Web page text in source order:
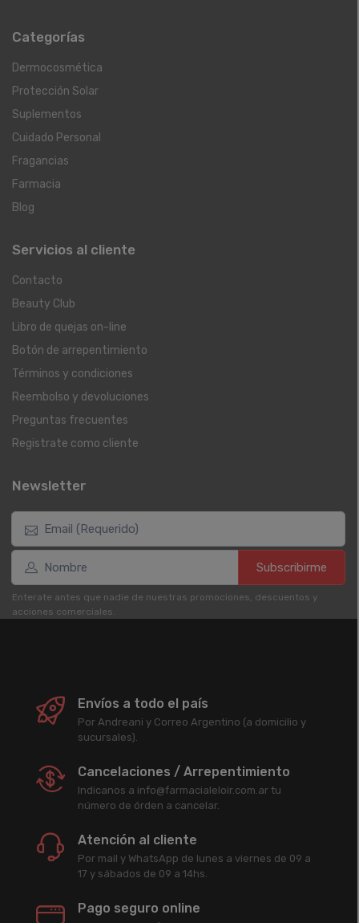
Categorías
Dermocosmética
Protección Solar
Suplementos
Cuidado Personal
Fragancias
Farmacia
Blog
Servicios al cliente
Contacto
Beauty Club
Libro de quejas on-line
Botón de arrepentimiento
Términos y condiciones
Reembolso y devoluciones
Preguntas frecuentes
Registrate como cliente
Newsletter
Subscribirme
Enterate antes que nadie de nuestras promociones, descuentos y
acciones comerciales.
Envíos a todo el país
Por Andreani y Correo Argentino (a domicilio y
sucursales).
Cancelaciones / Arrepentimiento
Indicanos a info@farmacialeloir.com.ar tu
número de órden a cancelar.
Atención al cliente
Por mail y WhatsApp de lunes a viernes de 09 a
17 y sábados de 09 a 14hs.
Pago seguro online